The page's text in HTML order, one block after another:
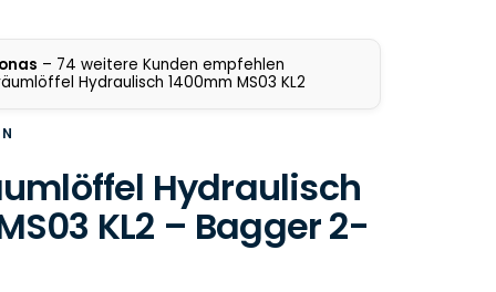
Hydraulisch 1400mm MS03 KL2
Hydraulisch
KL2 – Bagger 2-